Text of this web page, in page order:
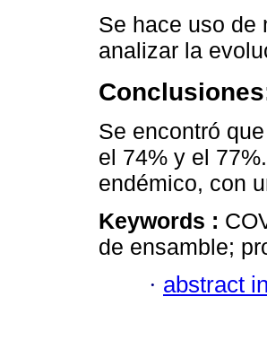
Se hace uso de
analizar la
Se encontró
el 74% y el
endémico, con
Keywords :
de ensamble;
· abstract